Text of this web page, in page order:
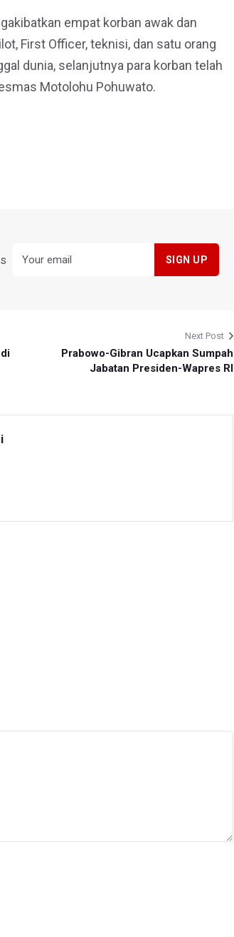
empat korban awak dan
First Officer, teknisi, dan satu orang
dunia, selanjutnya para korban telah
Motolohu Pohuwato.
Next Post
Prabowo-Gibran Ucapkan Sumpah
Jabatan Presiden-Wapres RI